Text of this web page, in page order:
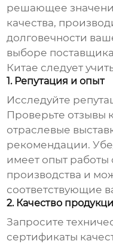
решающее
качества,
долговечности
выборе поставщика
Китае следует
1. Репутация и опыт
Исследуйте
Проверьте отзывы
отраслевые
рекомендации.
имеет опыт
производства и
соответствующие
2. Качество
Запросите
сертификаты